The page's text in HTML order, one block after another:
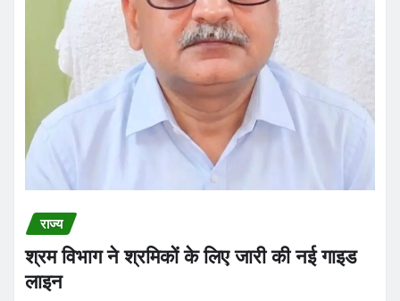
राज्य
श्रम विभाग ने श्रमिकों के लिए जारी की नई गाइड
लाइन